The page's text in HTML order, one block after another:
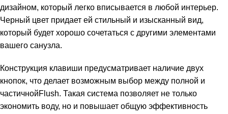
дизайном, который легко вписывается в любой интерьер.
Черный цвет придает ей стильный и изысканный вид,
который будет хорошо сочетаться с другими элементами
вашего санузла.
Конструкция клавиши предусматривает наличие двух
кнопок, что делает возможным выбор между полной и
частичнойFlush. Такая система позволяет не только
экономить воду, но и повышает общую эффективность